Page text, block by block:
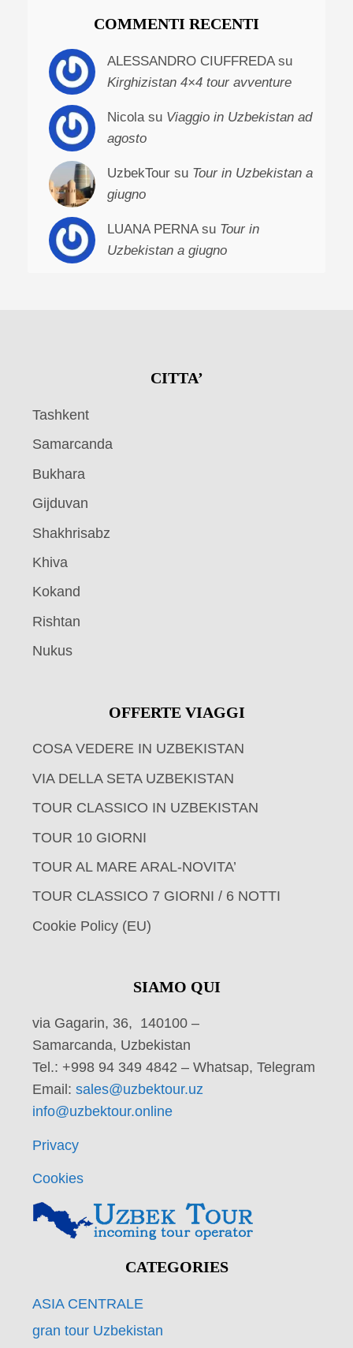
COMMENTI RECENTI
ALESSANDRO CIUFFREDA su
Kirghizistan 4×4 tour avventure
Nicola su Viaggio in Uzbekistan ad
agosto
UzbekTour su Tour in Uzbekistan a
giugno
LUANA PERNA su Tour in
Uzbekistan a giugno
CITTA’
Tashkent
Samarcanda
Bukhara
Gijduvan
Shakhrisabz
Khiva
Kokand
Rishtan
Nukus
OFFERTE VIAGGI
COSA VEDERE IN UZBEKISTAN
VIA DELLA SETA UZBEKISTAN
TOUR CLASSICO IN UZBEKISTAN
TOUR 10 GIORNI
TOUR AL MARE ARAL-NOVITA’
TOUR CLASSICO 7 GIORNI / 6 NOTTI
Cookie Policy (EU)
SIAMO QUI
via Gagarin, 36, 140100 –
Samarcanda, Uzbekistan
Tel.: +998 94 349 4842 – Whatsap, Telegram
Email: sales@uzbektour.uz
info@uzbektour.online
Privacy
Cookies
CATEGORIES
ASIA CENTRALE
gran tour Uzbekistan